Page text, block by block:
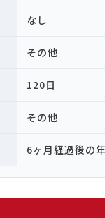
なし
その他
120日
その他
6ヶ月経過後の